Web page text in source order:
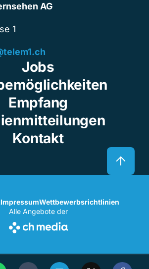
AG
1
Jobs
Empfang
Kontakt
ImpressumWettbewerbsrichtlinien
Alle Angebote der